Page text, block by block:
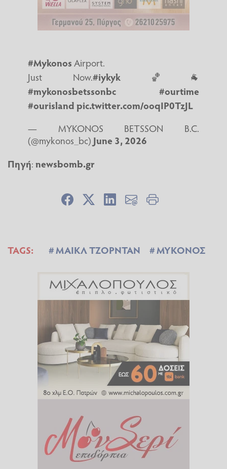
#MykonosAirport.
Just Now.#iykyk🏀🐐
#mykonosbetssonbc
#ourtime
#ourislandpic.twitter.com/ooqIP0TzJL
— MYKONOS BETSSON B.C.
(@mykonos_bc) June 3, 2026
Πηγή:newsbomb.gr
TAGS: ΜΑΙΚΛ ΤΖΟΡΝΤΑΝ ΜΥΚΟΝΟΣ